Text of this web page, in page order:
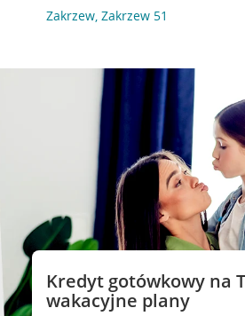
Zakrzew, Zakrzew 51
Kredyt gotówkowy na
wakacyjne plany